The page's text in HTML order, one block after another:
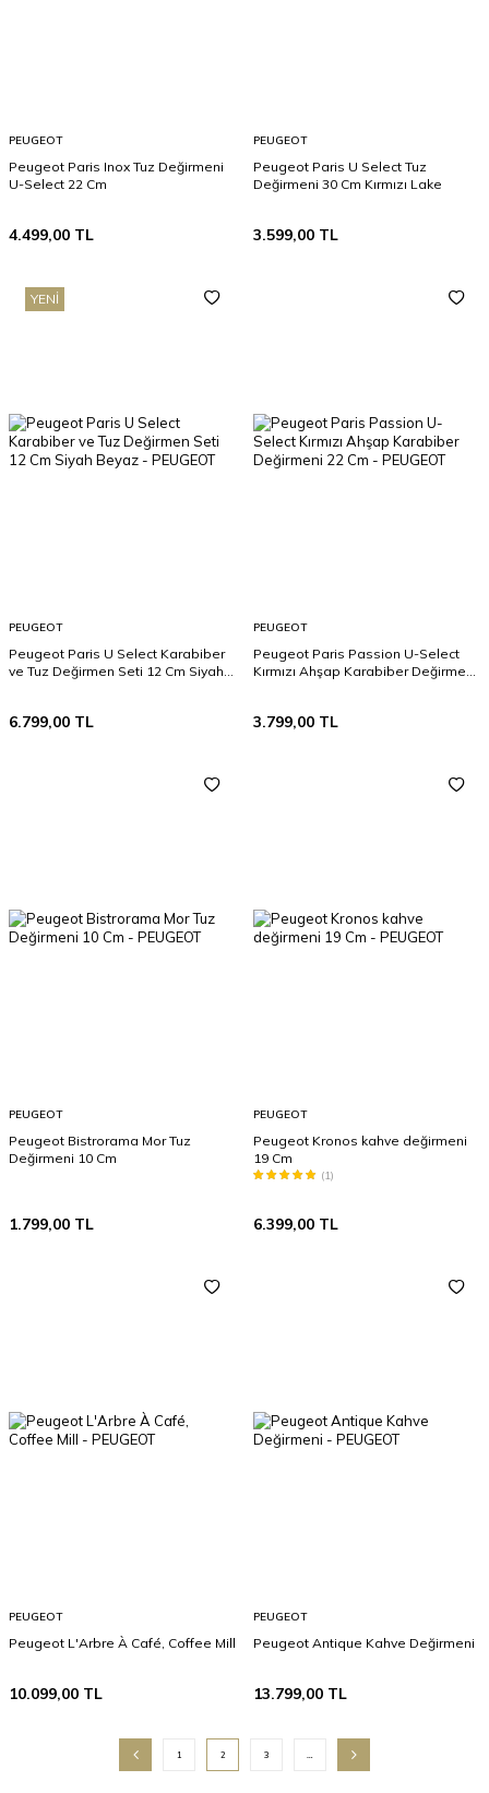
PEUGEOT
Peugeot Paris Inox Tuz Değirmeni
U-Select 22 Cm
4.499,00 TL
PEUGEOT
Peugeot Paris U Select Tuz
Değirmeni 30 Cm Kırmızı Lake
3.599,00 TL
YENI
PEUGEOT
Peugeot Paris U Select Karabiber
ve Tuz Değirmen Seti 12 Cm Siyah
6.799,00 TL
PEUGEOT
Peugeot Paris Passion U-Select
Kırmızı Ahşap Karabiber Değirmeni
3.799,00 TL
PEUGEOT
Peugeot Bistrorama Mor Tuz
Değirmeni 10 Cm
1.799,00 TL
PEUGEOT
Peugeot Kronos kahve değirmeni
19 Cm
(1)
6.399,00 TL
PEUGEOT
Peugeot L'Arbre À Café, Coffee Mill
10.099,00 TL
PEUGEOT
Peugeot Antique Kahve Değirmeni
13.799,00 TL
1 2 3 …